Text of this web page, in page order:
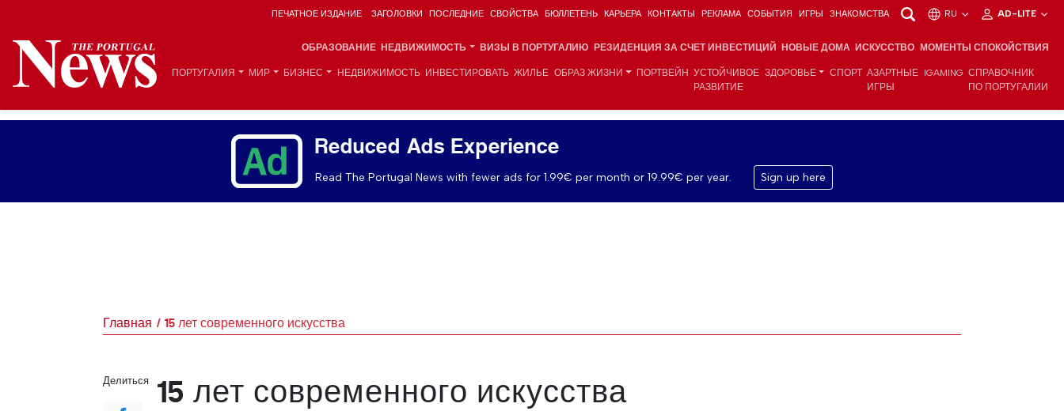
ПЕЧАТНОЕ ИЗДАНИЕ ЗАГОЛОВКИ ПОСЛЕДНИЕ СВОЙСТВА БЮЛЛЕТЕНЬ КАРЬЕРА КОНТАКТЫ РЕКЛАМА СОБЫТИЯ ИГРЫ ЗНАКОМСТВА RU AD-LITE
ОБРАЗОВАНИЕ НЕДВИЖИМОСТЬ ВИЗЫ В ПОРТУГАЛИЮ РЕЗИДЕНЦИЯ ЗА СЧЕТ ИНВЕСТИЦИЙ НОВЫЕ ДОМА ИСКУССТВО МОМЕНТЫ СПОКОЙСТВИЯ
ПОРТУГАЛИЯ МИР БИЗНЕС НЕДВИЖИМОСТЬ ИНВЕСТИРОВАТЬ ЖИЛЬЕ ОБРАЗ ЖИЗНИ ПОРТВЕЙН УСТОЙЧИВОЕ
РАЗВИТИЕ
ЗДОРОВЬЕ СПОРТ АЗАРТНЫЕ
ИГРЫ
IGAMING СПРАВОЧНИК
ПО ПОРТУГАЛИИ
Reduced Ads Experience
Read The Portugal News with fewer ads for 1.99€ per month or 19.99€ per year. Sign up here
Главная 15 лет современного искусства
15 лет современного искусства
Делиться